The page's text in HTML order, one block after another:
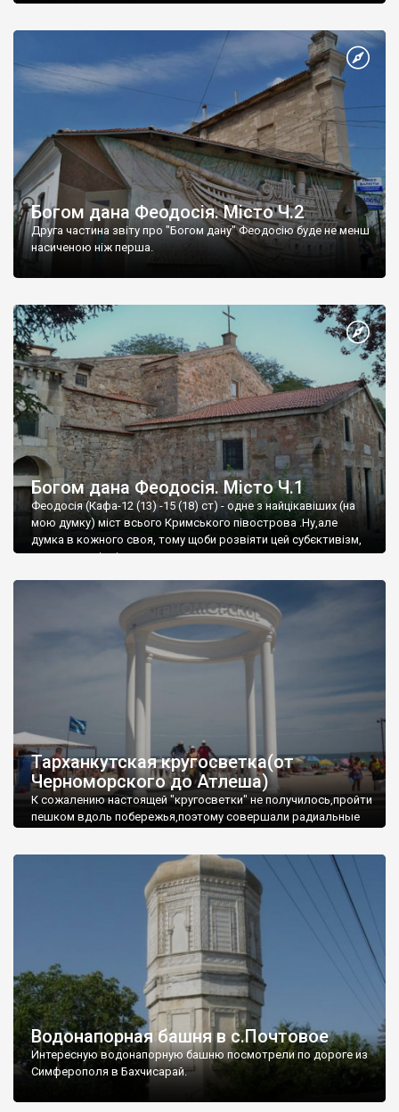
Богом дана Феодосія. Місто Ч.2
Друга частина звіту про "Богом дану" Феодосію буде не менш
насиченою ніж перша.
Богом дана Феодосія. Місто Ч.1
Феодосія (Кафа-12 (13) -15 (18) ст) - одне з найцікавіших (на
мою думку) міст всього Кримського півострова .Ну,але
думка в кожного своя, тому щоби розвіяти цей субєктивізм,
запрошую відвідати це
Тарханкутская кругосветка(от
Черноморского до Атлеша)
К сожалению настоящей "кругосветки" не получилось,пройти
пешком вдоль побережья,поэтому совершали радиальные
Водонапорная башня в с.Почтовое
Интересную водонапорную башню посмотрели по дороге из
Симферополя в Бахчисарай.